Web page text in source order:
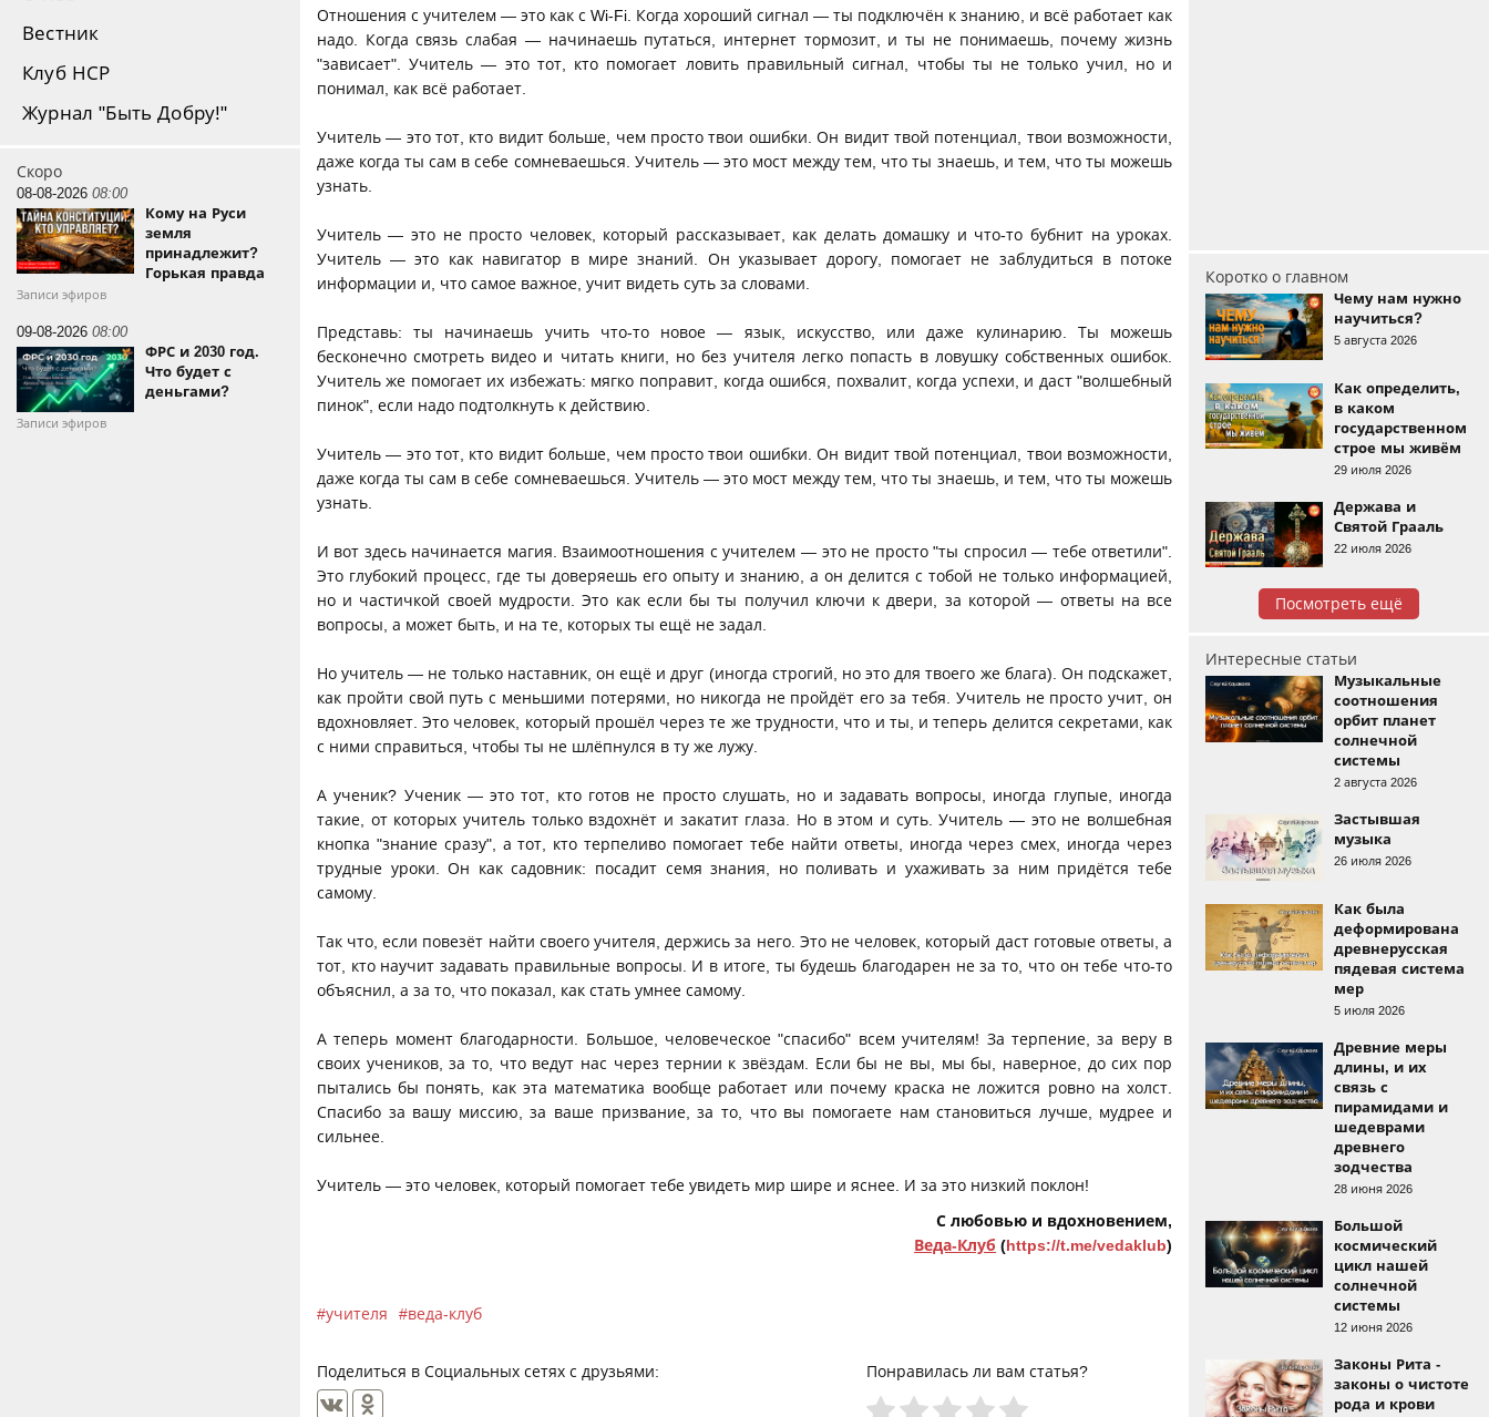
Вестник
Клуб НСР
Журнал "Быть Добру!"
Скоро
08-08-2026 08:00
Кому на Руси
земля
принадлежит?
Горькая правда
Записи эфиров
09-08-2026 08:00
ФРС и 2030 год.
Что будет с
деньгами?
Записи эфиров
Отношения с учителем — это как с Wi-Fi. Когда хороший сигнал — ты подключён к знанию, и всё работает как
надо. Когда связь слабая — начинаешь путаться, интернет тормозит, и ты не понимаешь, почему жизнь
"зависает". Учитель — это тот, кто помогает ловить правильный сигнал, чтобы ты не только учил, но и
понимал, как всё работает.
Учитель — это тот, кто видит больше, чем просто твои ошибки. Он видит твой потенциал, твои возможности,
даже когда ты сам в себе сомневаешься. Учитель — это мост между тем, что ты знаешь, и тем, что ты можешь
узнать.
Учитель — это не просто человек, который рассказывает, как делать домашку и что-то бубнит на уроках.
Учитель — это как навигатор в мире знаний. Он указывает дорогу, помогает не заблудиться в потоке
информации и, что самое важное, учит видеть суть за словами.
Представь: ты начинаешь учить что-то новое — язык, искусство, или даже кулинарию. Ты можешь
бесконечно смотреть видео и читать книги, но без учителя легко попасть в ловушку собственных ошибок.
Учитель же помогает их избежать: мягко поправит, когда ошибся, похвалит, когда успехи, и даст "волшебный
пинок", если надо подтолкнуть к действию.
Учитель — это тот, кто видит больше, чем просто твои ошибки. Он видит твой потенциал, твои возможности,
даже когда ты сам в себе сомневаешься. Учитель — это мост между тем, что ты знаешь, и тем, что ты можешь
узнать.
И вот здесь начинается магия. Взаимоотношения с учителем — это не просто "ты спросил — тебе ответили".
Это глубокий процесс, где ты доверяешь его опыту и знанию, а он делится с тобой не только информацией,
но и частичкой своей мудрости. Это как если бы ты получил ключи к двери, за которой — ответы на все
вопросы, а может быть, и на те, которых ты ещё не задал.
Но учитель — не только наставник, он ещё и друг (иногда строгий, но это для твоего же блага). Он подскажет,
как пройти свой путь с меньшими потерями, но никогда не пройдёт его за тебя. Учитель не просто учит, он
вдохновляет. Это человек, который прошёл через те же трудности, что и ты, и теперь делится секретами, как
с ними справиться, чтобы ты не шлёпнулся в ту же лужу.
А ученик? Ученик — это тот, кто готов не просто слушать, но и задавать вопросы, иногда глупые, иногда
такие, от которых учитель только вздохнёт и закатит глаза. Но в этом и суть. Учитель — это не волшебная
кнопка "знание сразу", а тот, кто терпеливо помогает тебе найти ответы, иногда через смех, иногда через
трудные уроки. Он как садовник: посадит семя знания, но поливать и ухаживать за ним придётся тебе
самому.
Так что, если повезёт найти своего учителя, держись за него. Это не человек, который даст готовые ответы, а
тот, кто научит задавать правильные вопросы. И в итоге, ты будешь благодарен не за то, что он тебе что-то
объяснил, а за то, что показал, как стать умнее самому.
А теперь момент благодарности. Большое, человеческое "спасибо" всем учителям! За терпение, за веру в
своих учеников, за то, что ведут нас через тернии к звёздам. Если бы не вы, мы бы, наверное, до сих пор
пытались бы понять, как эта математика вообще работает или почему краска не ложится ровно на холст.
Спасибо за вашу миссию, за ваше призвание, за то, что вы помогаете нам становиться лучше, мудрее и
сильнее.
Учитель — это человек, который помогает тебе увидеть мир шире и яснее. И за это низкий поклон!
С любовью и вдохновением,
Веда-Клуб (https://t.me/vedaklub)
учителя веда-клуб
Поделиться в Социальных сетях с друзьями: Понравилась ли вам статья?
Коротко о главном
Чему нам нужно
научиться?
5 августа 2026
Как определить,
в каком
государственном
строе мы живём
29 июля 2026
Держава и
Святой Грааль
22 июля 2026
Посмотреть ещё
Интересные статьи
Музыкальные
соотношения
орбит планет
солнечной
системы
2 августа 2026
Застывшая
музыка
26 июля 2026
Как была
деформирована
древнерусская
пядевая система
мер
5 июля 2026
Древние меры
длины, и их
связь с
пирамидами и
шедеврами
древнего
зодчества
28 июня 2026
Большой
космический
цикл нашей
солнечной
системы
12 июня 2026
Законы Рита -
законы о чистоте
рода и крови